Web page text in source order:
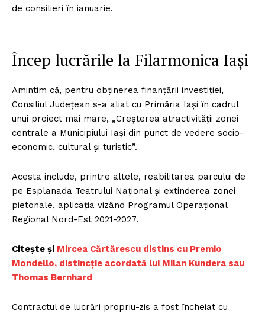
de consilieri în ianuarie.
Încep lucrările la Filarmonica Iași
Amintim că, pentru obţinerea finanţării investiţiei,
Consiliul Judeţean s-a aliat cu Primăria Iaşi în cadrul
unui proiect mai mare, „Creşterea atractivităţii zonei
centrale a Municipiului Iaşi din punct de vedere socio-
economic, cultural şi turistic”.
Acesta include, printre altele, reabilitarea parcului de
pe Esplanada Teatrului Naţional şi extinderea zonei
pietonale, aplicaţia vizând Programul Operaţional
Regional Nord-Est 2021-2027.
Citește și Mircea Cărtărescu distins cu Premio
Mondello, distincție acordată lui Milan Kundera sau
Thomas Bernhard
Contractul de lucrări propriu-zis a fost încheiat cu